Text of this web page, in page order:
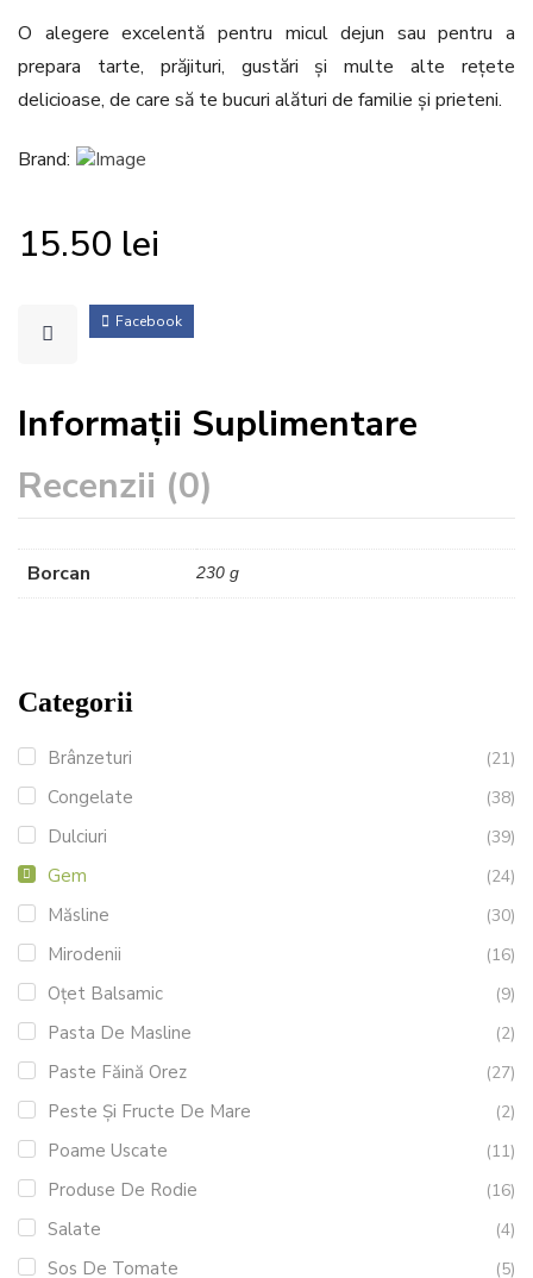
Categorii
Brânzeturi (21)
Congelate (38)
Dulciuri (39)
Gem (24)
Măsline (30)
Mirodenii (16)
Oțet Balsamic (9)
Pasta De Masline (2)
Paste Făină Orez (27)
Peste Și Fructe De Mare (2)
Poame Uscate (11)
Produse De Rodie (16)
Salate (4)
Sos De Tomate (5)
O alegere excelentă pentru micul dejun sau pentru a
prepara tarte, prăjituri, gustări și multe alte rețete
delicioase, de care să te bucuri alături de familie și prieteni.
Brand:
15.50 lei
Facebook
Informații Suplimentare
Recenzii (0)
Borcan 230 g